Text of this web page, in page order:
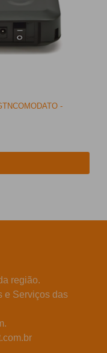
-
região.
e Serviços das